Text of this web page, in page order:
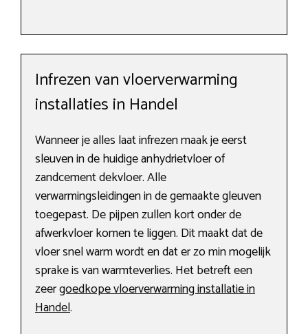
Infrezen van vloerverwarming
installaties in Handel
Wanneer je alles laat infrezen maak je eerst
sleuven in de huidige anhydrietvloer of
zandcement dekvloer. Alle
verwarmingsleidingen in de gemaakte gleuven
toegepast. De pijpen zullen kort onder de
afwerkvloer komen te liggen. Dit maakt dat de
vloer snel warm wordt en dat er zo min mogelijk
sprake is van warmteverlies. Het betreft een
zeergoedkope vloerverwarming installatie in
Handel.